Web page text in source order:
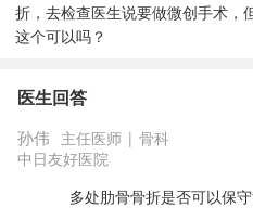
折，去检查医生说要做微创手术，
这个可以吗？
医生回答
孙伟 主任医师 | 骨科
中日友好医院
多处肋骨骨折是否可以保